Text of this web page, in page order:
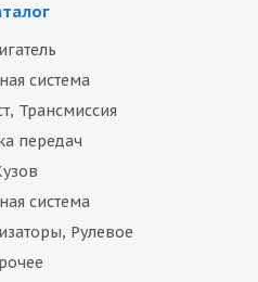
система
Трансмиссия
передач
система
Рулевое